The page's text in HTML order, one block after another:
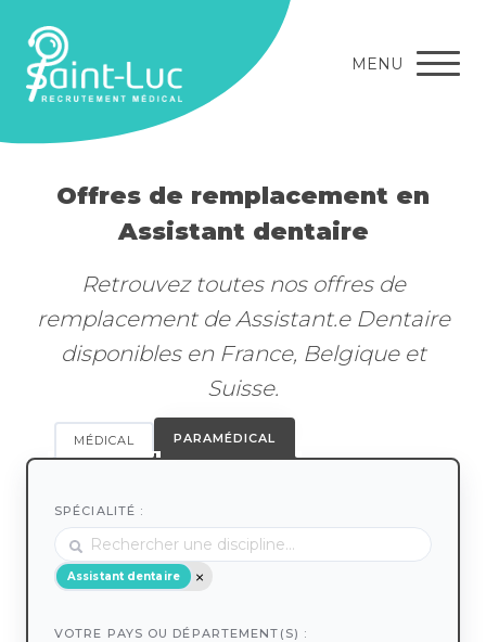
MENU
Offres de remplacement en
Assistant dentaire
Retrouvez toutes nos offres de
remplacement de Assistant.e Dentaire
disponibles en France, Belgique et
Suisse.
MÉDICAL PARAMÉDICAL
SPÉCIALITÉ :
Assistant dentaire
VOTRE PAYS OU DÉPARTEMENT(S) :